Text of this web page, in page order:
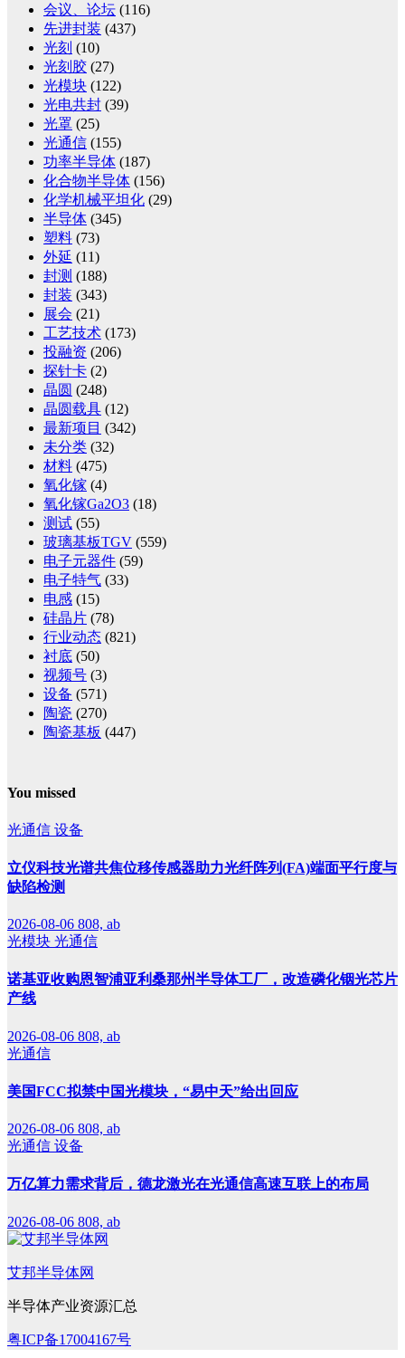
会议、论坛 (116)
先进封装 (437)
光刻 (10)
光刻胶 (27)
光模块 (122)
光电共封 (39)
光罩 (25)
光通信 (155)
功率半导体 (187)
化合物半导体 (156)
化学机械平坦化 (29)
半导体 (345)
塑料 (73)
外延 (11)
封测 (188)
封装 (343)
展会 (21)
工艺技术 (173)
投融资 (206)
探针卡 (2)
晶圆 (248)
晶圆载具 (12)
最新项目 (342)
未分类 (32)
材料 (475)
氧化镓 (4)
氧化镓Ga2O3 (18)
测试 (55)
玻璃基板TGV (559)
电子元器件 (59)
电子特气 (33)
电感 (15)
硅晶片 (78)
行业动态 (821)
衬底 (50)
视频号 (3)
设备 (571)
陶瓷 (270)
陶瓷基板 (447)
You missed
光通信 设备
立仪科技光谱共焦位移传感器助力光纤阵列(FA)端面平行度与
缺陷检测
2026-08-06 808, ab
光模块 光通信
诺基亚收购恩智浦亚利桑那州半导体工厂，改造磷化铟光芯片
产线
2026-08-06 808, ab
光通信
美国FCC拟禁中国光模块，“易中天”给出回应
2026-08-06 808, ab
光通信 设备
万亿算力需求背后，德龙激光在光通信高速互联上的布局
2026-08-06 808, ab
艾邦半导体网
半导体产业资源汇总
粤ICP备17004167号